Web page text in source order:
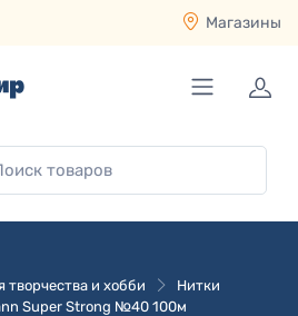
Магазины
творчества и хобби
Нитки
Super Strong №40 100м